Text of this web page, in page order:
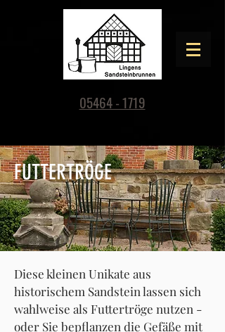
05464 - 1719
FUTTERTRÖGE
Diese kleinen Unikate aus
historischem Sandstein lassen sich
wahlweise als Futtertröge nutzen -
oder Sie bepflanzen die Gefäße mit